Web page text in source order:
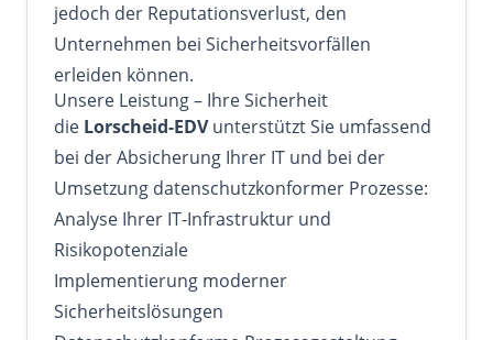
jedoch der Reputationsverlust, den
Unternehmen bei Sicherheitsvorfällen
erleiden können.
Unsere Leistung – Ihre Sicherheit
die Lorscheid-EDVunterstützt Sie umfassend
bei der Absicherung Ihrer IT und bei der
Umsetzung datenschutzkonformer Prozesse:
Analyse Ihrer IT-Infrastruktur und
Risikopotenziale
Implementierung moderner
Sicherheitslösungen